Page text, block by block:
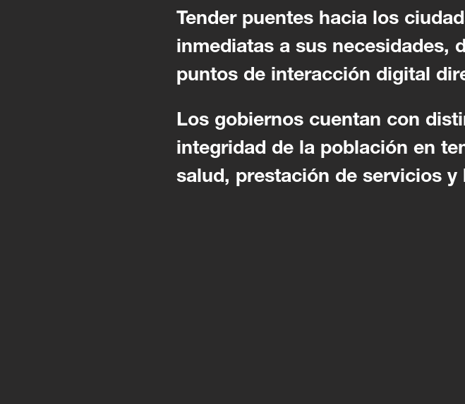
Tender puentes hacia los
inmediatas a sus necesidades,
puntos de interacción digital
Los gobiernos cuentan con
integridad de la población en
salud, prestación de servicios y